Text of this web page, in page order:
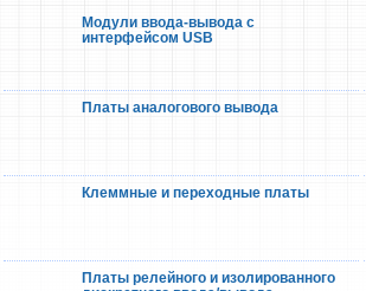
Модули ввода-вывода с
интерфейсом USB
Платы аналогового вывода
Клеммные и переходные платы
Платы релейного и изолированного